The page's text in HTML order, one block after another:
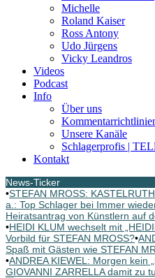
Michelle
Roland Kaiser
Ross Antony
Udo Jürgens
Vicky Leandros
Videos
Podcast
Info
Über uns
Unsere Kanäle
Schlagerprofis |
Kontakt
News-Ticker
•STEFAN MROSS:
a.: Top Schlager bei Immer
Heiratsantrag von Künstlern auf
•HEIDI KLUM wechselt mit
Vorbild für STEFAN MROSS?•
Spaß mit Gästen wie STEFAN
•ANDREA KIEWEL: Morgen kein
GIOVANNI ZARRELLA damit zu